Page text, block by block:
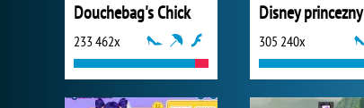
Douchebag's Chick
233 462x
Disney princezny
305 240x